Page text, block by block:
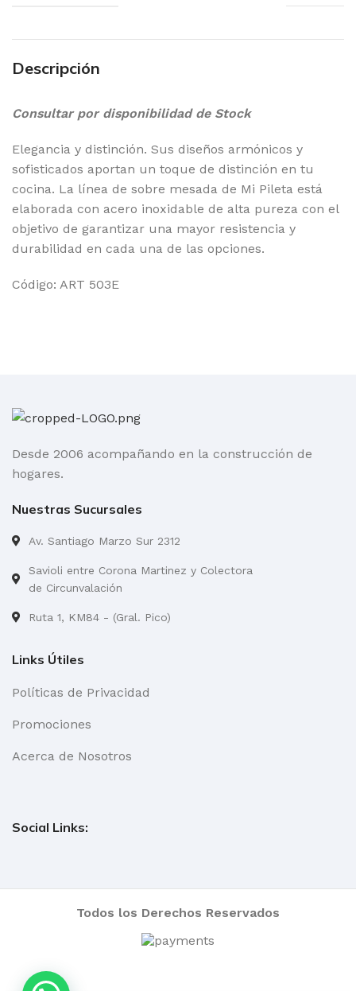
Descripción
Consultar por disponibilidad de Stock
Elegancia y distinción. Sus diseños armónicos y
sofisticados aportan un toque de distinción en tu
cocina. La línea de sobre mesada de Mi Pileta está
elaborada con acero inoxidable de alta pureza con el
objetivo de garantizar una mayor resistencia y
durabilidad en cada una de las opciones.
Código: ART 503E
Desde 2006 acompañando en la construcción de
hogares.
Nuestras Sucursales
Av. Santiago Marzo Sur 2312
Savioli entre Corona Martinez y Colectora
de Circunvalación
Ruta 1, KM84 - (Gral. Pico)
Links Útiles
Políticas de Privacidad
Promociones
Acerca de Nosotros
Social Links:
Todos los Derechos Reservados